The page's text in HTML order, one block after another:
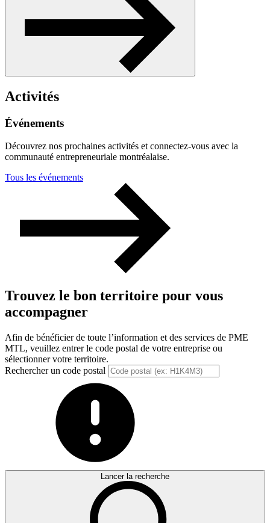
Activités
Événements
Découvrez nos prochaines activités et connectez-vous avec la
communauté entrepreneuriale montréalaise.
Tous les événements
Trouvez le bon territoire pour vous
accompagner
Afin de bénéficier de toute l’information et des services de PME
MTL, veuillez entrer le code postal de votre entreprise ou
sélectionner votre territoire.
Rechercher un code postal
Lancer la recherche